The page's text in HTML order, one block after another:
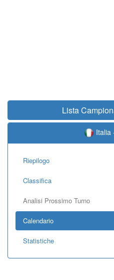
Lista
Italia
Riepilogo
Classifica
Analisi Prossimo Turno
Calendario
Statistiche